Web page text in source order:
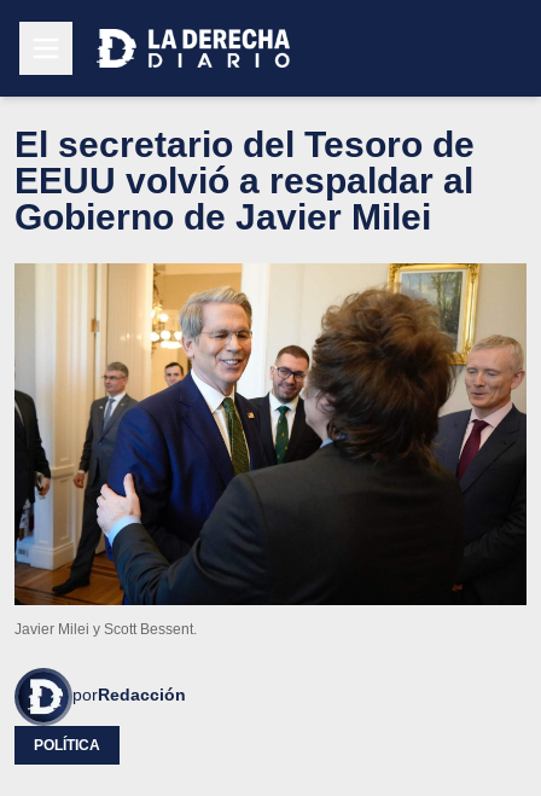
El secretario del Tesoro de
EEUU volvió a respaldar al
Gobierno de Javier Milei
Javier Milei y Scott Bessent.
porRedacción
POLÍTICA